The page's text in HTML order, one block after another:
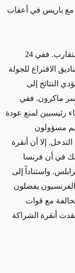
مع باريس في أعقاب
ففي 24
الاقتراع للجولة
النتائج إلى
ماكرون. ففي
رئيسيين لمنع عودة
مسؤولون
إلا أن أنقرة
في أن فرنسا
واستناداً إلى
الفرنسيون يفضلون
مع قوات
أنقرة الشراكة